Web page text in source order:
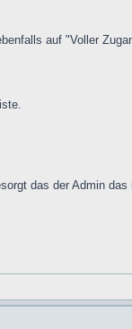
auf "Voller
das der Admin